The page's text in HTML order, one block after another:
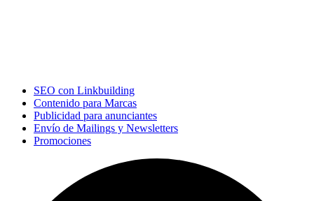
SEO con Linkbuilding
Contenido para Marcas
Publicidad para anunciantes
Envío de Mailings y Newsletters
Promociones